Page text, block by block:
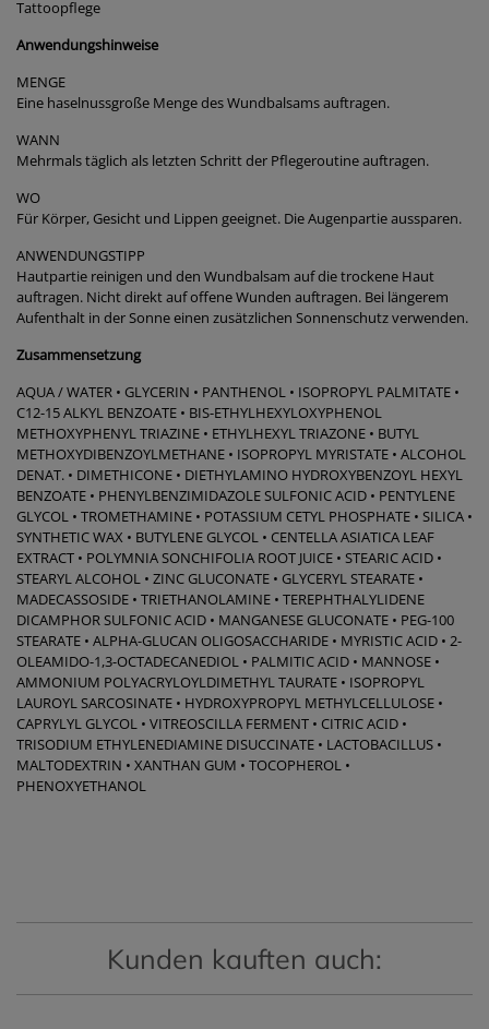
Tattoopflege
Anwendungshinweise
MENGE
Eine haselnussgroße Menge des Wundbalsams auftragen.
WANN
Mehrmals täglich als letzten Schritt der Pflegeroutine auftragen.
WO
Für Körper, Gesicht und Lippen geeignet. Die Augenpartie aussparen.
ANWENDUNGSTIPP
Hautpartie reinigen und den Wundbalsam auf die trockene Haut
auftragen. Nicht direkt auf offene Wunden auftragen. Bei längerem
Aufenthalt in der Sonne einen zusätzlichen Sonnenschutz verwenden.
Zusammensetzung
AQUA / WATER • GLYCERIN • PANTHENOL • ISOPROPYL PALMITATE •
C12-15 ALKYL BENZOATE • BIS-ETHYLHEXYLOXYPHENOL
METHOXYPHENYL TRIAZINE • ETHYLHEXYL TRIAZONE • BUTYL
METHOXYDIBENZOYLMETHANE • ISOPROPYL MYRISTATE • ALCOHOL
DENAT. • DIMETHICONE • DIETHYLAMINO HYDROXYBENZOYL HEXYL
BENZOATE • PHENYLBENZIMIDAZOLE SULFONIC ACID • PENTYLENE
GLYCOL • TROMETHAMINE • POTASSIUM CETYL PHOSPHATE • SILICA •
SYNTHETIC WAX • BUTYLENE GLYCOL • CENTELLA ASIATICA LEAF
EXTRACT • POLYMNIA SONCHIFOLIA ROOT JUICE • STEARIC ACID •
STEARYL ALCOHOL • ZINC GLUCONATE • GLYCERYL STEARATE •
MADECASSOSIDE • TRIETHANOLAMINE • TEREPHTHALYLIDENE
DICAMPHOR SULFONIC ACID • MANGANESE GLUCONATE • PEG-100
STEARATE • ALPHA-GLUCAN OLIGOSACCHARIDE • MYRISTIC ACID • 2-
OLEAMIDO-1,3-OCTADECANEDIOL • PALMITIC ACID • MANNOSE •
AMMONIUM POLYACRYLOYLDIMETHYL TAURATE • ISOPROPYL
LAUROYL SARCOSINATE • HYDROXYPROPYL METHYLCELLULOSE •
CAPRYLYL GLYCOL • VITREOSCILLA FERMENT • CITRIC ACID •
TRISODIUM ETHYLENEDIAMINE DISUCCINATE • LACTOBACILLUS •
MALTODEXTRIN • XANTHAN GUM • TOCOPHEROL •
PHENOXYETHANOL
Kunden kauften auch: